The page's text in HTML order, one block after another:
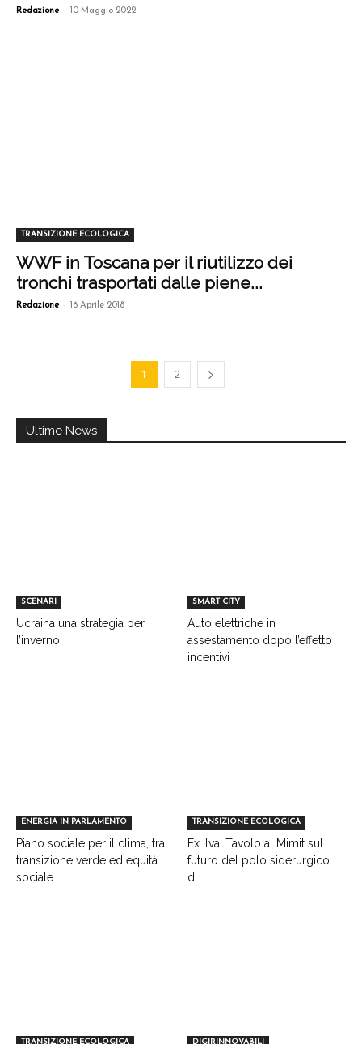
Redazione - 10 Maggio 2022
TRANSIZIONE ECOLOGICA
WWF in Toscana per il riutilizzo dei
tronchi trasportati dalle piene...
Redazione - 16 Aprile 2018
1 2
Ultime News
SCENARI
Ucraina una strategia per
l’inverno
SMART CITY
Auto elettriche in
assestamento dopo l’effetto
incentivi
ENERGIA IN PARLAMENTO
Piano sociale per il clima, tra
transizione verde ed equità
sociale
TRANSIZIONE ECOLOGICA
Ex Ilva, Tavolo al Mimit sul
futuro del polo siderurgico
di...
TRANSIZIONE ECOLOGICA DIGIRINNOVABILI